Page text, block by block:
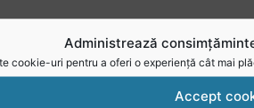
Administrează
cookie-uri pentru a oferi o experiență cât mai
Accept